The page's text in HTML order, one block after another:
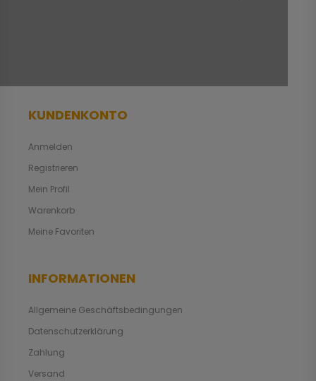
KUNDENKONTO
Anmelden
Registrieren
Mein Profil
Warenkorb
Meine Favoriten
INFORMATIONEN
Allgemeine Geschäftsbedingungen
Datenschutzerklärung
Zahlung
Versand